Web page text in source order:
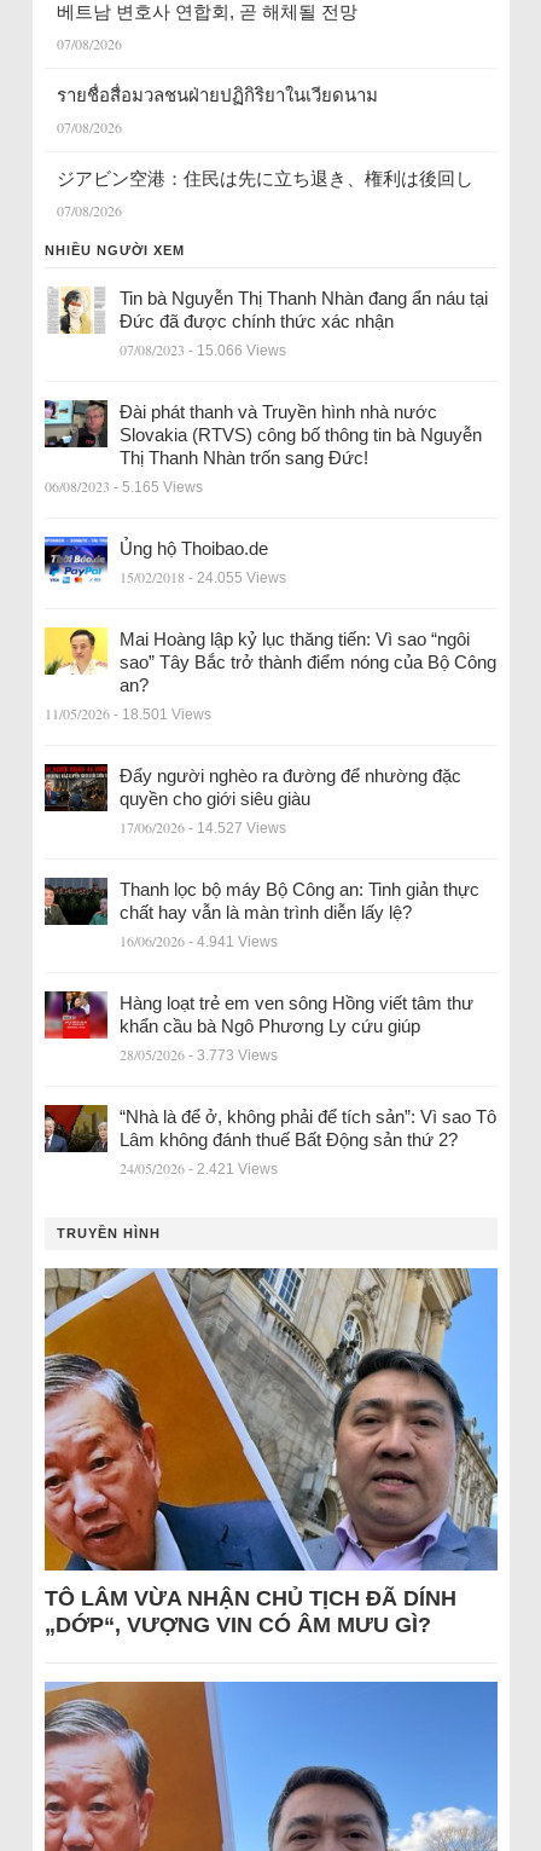
베트남 변호사 연합회, 곧 해체될 전망
07/08/2026
รายชื่อสื่อมวลชนฝ่ายปฏิกิริยาในเวียดนาม
07/08/2026
ジアビン空港：住民は先に立ち退き、権利は後回し
07/08/2026
NHIỀU NGƯỜI XEM
Tin bà Nguyễn Thị Thanh Nhàn đang ẩn náu tại
Đức đã được chính thức xác nhận
07/08/2023 - 15.066 Views
Đài phát thanh và Truyền hình nhà nước
Slovakia (RTVS) công bố thông tin bà Nguyễn
Thị Thanh Nhàn trốn sang Đức!
06/08/2023 - 5.165 Views
Ủng hộ Thoibao.de
15/02/2018 - 24.055 Views
Mai Hoàng lập kỷ lục thăng tiến: Vì sao “ngôi
sao” Tây Bắc trở thành điểm nóng của Bộ Công
an?
11/05/2026 - 18.501 Views
Đẩy người nghèo ra đường để nhường đặc
quyền cho giới siêu giàu
17/06/2026 - 14.527 Views
Thanh lọc bộ máy Bộ Công an: Tinh giản thực
chất hay vẫn là màn trình diễn lấy lệ?
16/06/2026 - 4.941 Views
Hàng loạt trẻ em ven sông Hồng viết tâm thư
khẩn cầu bà Ngô Phương Ly cứu giúp
28/05/2026 - 3.773 Views
“Nhà là để ở, không phải để tích sản”: Vì sao Tô
Lâm không đánh thuế Bất Động sản thứ 2?
24/05/2026 - 2.421 Views
TRUYỀN HÌNH
TÔ LÂM VỪA NHẬN CHỦ TỊCH ĐÃ DÍNH
„DỚP“, VƯỢNG VIN CÓ ÂM MƯU GÌ?